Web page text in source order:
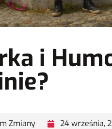
i
Zmiany
24 września,